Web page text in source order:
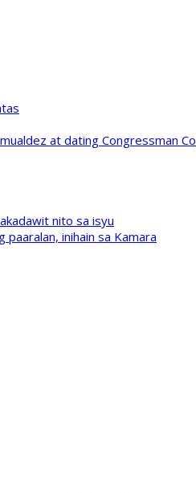
at dating Congressman Co
nito sa isyu
inihain sa Kamara